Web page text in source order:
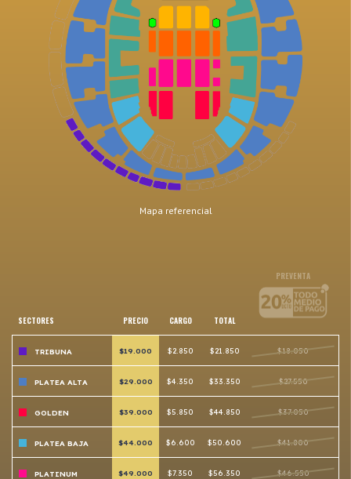
Mapa referencial
SECTORES PRECIO CARGO TOTAL
PREVENTA
TRIBUNA $19.000 $2.850 $21.850 $18.050
PLATEA ALTA $29.000 $4.350 $33.350 $27.550
GOLDEN $39.000 $5.850 $44.850 $37.050
PLATEA BAJA $44.000 $6.600 $50.600 $41.800
PLATINUM $49.000 $7.350 $56.350 $46.550